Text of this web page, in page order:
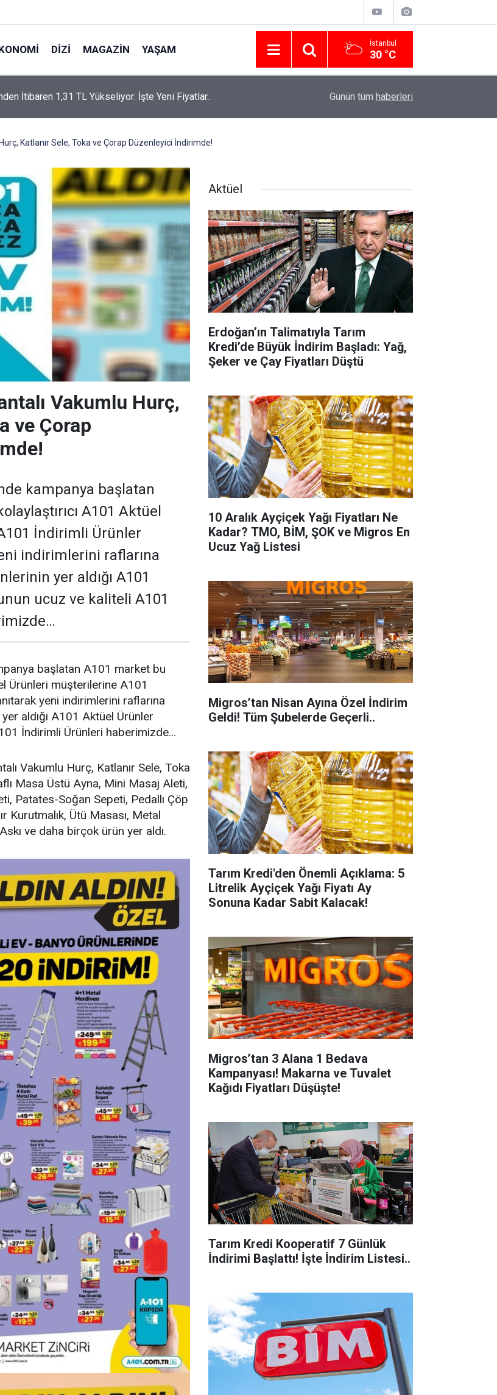
DIZI MAGAZIN YAŞAM İstanbul
30 °C
Tezenesi” Lakabını Kim Verdi? Beyaz’la Joker
Edildi
Günün tüm haberleri
Katlanır Sele, Toka ve Çorap Düzenleyici İndirimde!
Vakumlu Hurç,
ve Çorap
kampanya başlatan
A101 Aktüel
İndirimli Ürünler
indirimlerini raflarına
yer aldığı A101
ucuz ve kaliteli A101
başlatan A101 market bu
Ürünleri müşterilerine A101
yeni indirimlerini raflarına
aldığı A101 Aktüel Ürünler
İndirimli Ürünleri haberimizde…
Vakumlu Hurç, Katlanır Sele, Toka
Masa Üstü Ayna, Mini Masaj Aleti,
Patates-Soğan Sepeti, Pedallı Çöp
Kurutmalık, Ütü Masası, Metal
ve daha birçok ürün yer aldı.
Aktüel
Erdoğan’ın Talimatıyla Tarım
Kredi’de Büyük İndirim Başladı: Yağ,
Şeker ve Çay Fiyatları Düştü
10 Aralık Ayçiçek Yağı Fiyatları Ne
Kadar? TMO, BİM, ŞOK ve Migros En
Ucuz Yağ Listesi
Migros’tan Nisan Ayına Özel İndirim
Geldi! Tüm Şubelerde Geçerli..
Tarım Kredi'den Önemli Açıklama: 5
Litrelik Ayçiçek Yağı Fiyatı Ay
Sonuna Kadar Sabit Kalacak!
Migros’tan 3 Alana 1 Bedava
Kampanyası! Makarna ve Tuvalet
Kağıdı Fiyatları Düşüşte!
Tarım Kredi Kooperatif 7 Günlük
İndirimi Başlattı! İşte İndirim Listesi..